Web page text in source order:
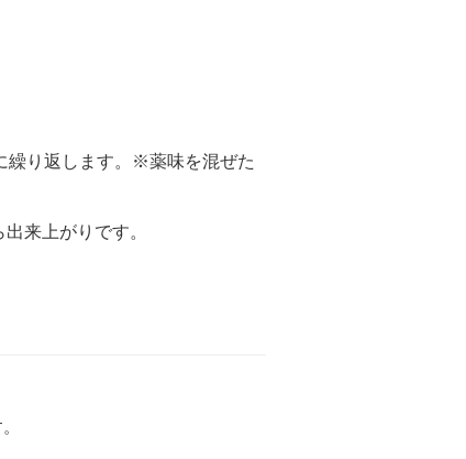
繰り返します。※薬味を混ぜた
来上がりです。